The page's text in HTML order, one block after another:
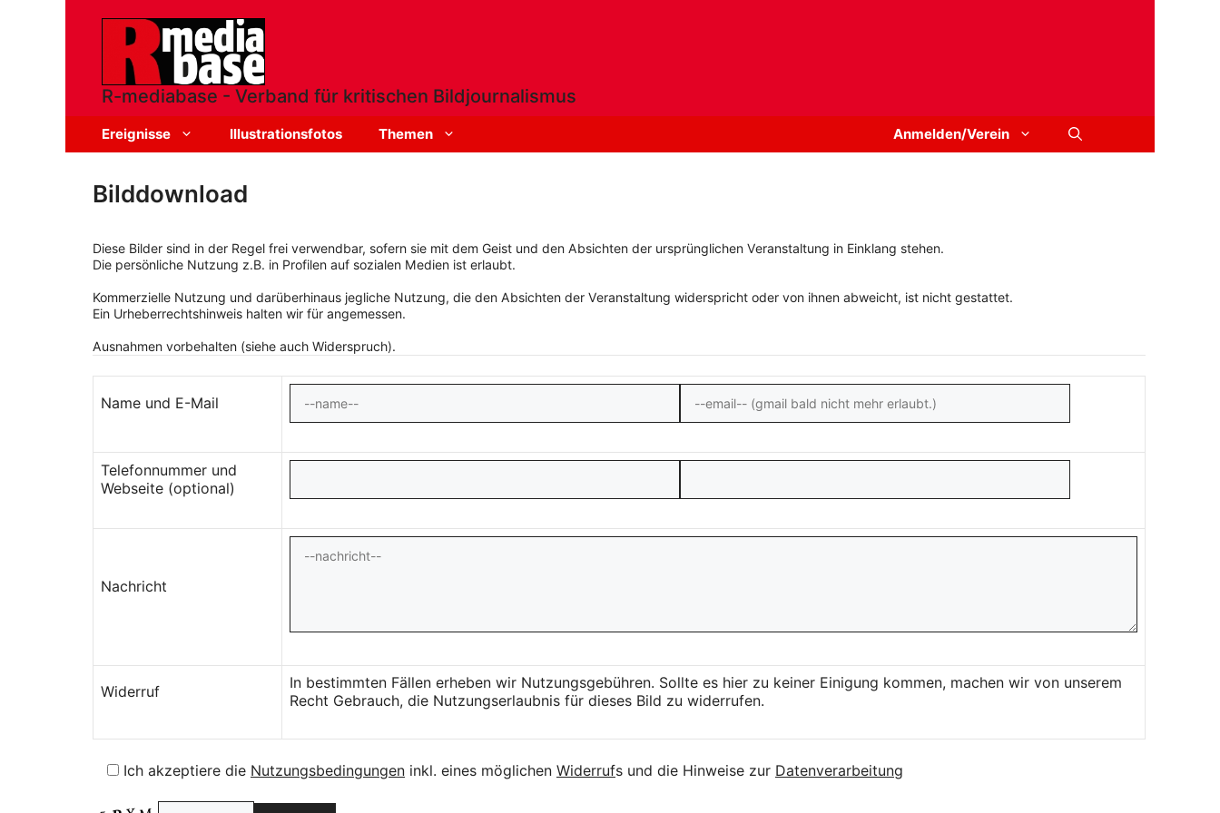
R-mediabase - Verband für kritischen Bildjournalismus
Ereignisse Illustrationsfotos Themen Anmelden/Verein
Bilddownload
Diese Bilder sind in der Regel frei verwendbar, sofern sie mit dem Geist und den Absichten der ursprünglichen Veranstaltung in Einklang stehen.
Die persönliche Nutzung z.B. in Profilen auf sozialen Medien ist erlaubt.
Kommerzielle Nutzung und darüberhinaus jegliche Nutzung, die den Absichten der Veranstaltung widerspricht oder von ihnen abweicht, ist nicht gestattet.
Ein Urheberrechtshinweis halten wir für angemessen.
Ausnahmen vorbehalten (siehe auch Widerspruch).
Name und E-Mail
Telefonnummer und
Webseite (optional)
Nachricht
Widerruf
In bestimmten Fällen erheben wir Nutzungsgebühren. Sollte es hier zu keiner Einigung kommen, machen wir von unserem
Recht Gebrauch, die Nutzungserlaubnis für dieses Bild zu widerrufen.
Ich akzeptiere die Nutzungsbedingungen inkl. eines möglichen Widerrufs und die Hinweise zur Datenverarbeitung